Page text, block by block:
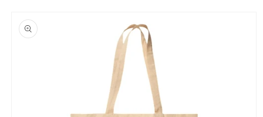
informations
produits